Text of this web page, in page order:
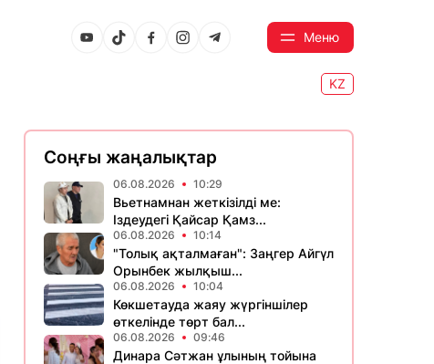
Меню
KZ
Соңғы жаңалықтар
06.08.2026 10:29
Вьетнамнан жеткізілді ме:
Іздеудегі Қайсар Қамз...
06.08.2026 10:14
"Толық ақталмаған": Заңгер Айгүл
Орынбек жылқыш...
06.08.2026 10:04
Көкшетауда жаяу жүргіншілер
өткелінде төрт бал...
06.08.2026 09:46
Динара Сәтжан ұлының тойына